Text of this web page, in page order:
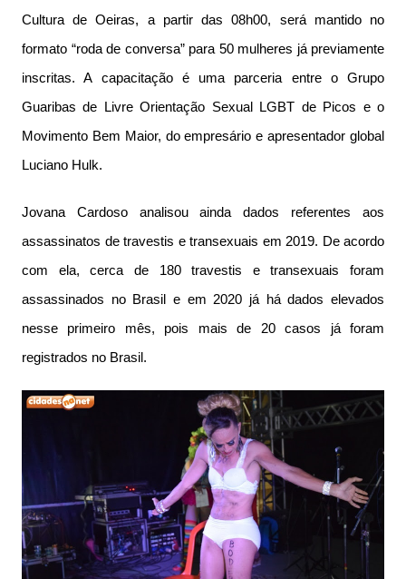
Cultura de Oeiras, a partir das 08h00, será mantido no
formato “roda de conversa” para 50 mulheres já previamente
inscritas. A capacitação é uma parceria entre o Grupo
Guaribas de Livre Orientação Sexual LGBT de Picos e o
Movimento Bem Maior, do empresário e apresentador global
Luciano Hulk.
Jovana Cardoso analisou ainda dados referentes aos
assassinatos de travestis e transexuais em 2019. De acordo
com ela, cerca de 180 travestis e transexuais foram
assassinados no Brasil e em 2020 já há dados elevados
nesse primeiro mês, pois mais de 20 casos já foram
registrados no Brasil.